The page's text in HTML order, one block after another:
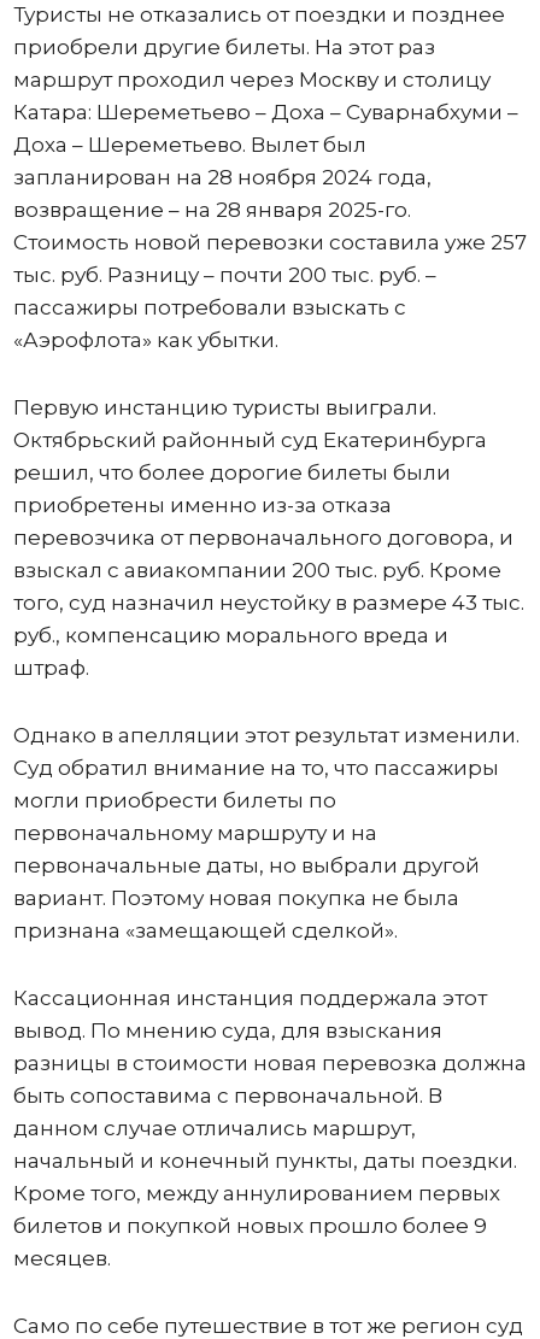
Туристы не отказались от поездки и позднее
приобрели другие билеты. На этот раз
маршрут проходил через Москву и столицу
Катара: Шереметьево – Доха – Суварнабхуми –
Доха – Шереметьево. Вылет был
запланирован на 28 ноября 2024 года,
возвращение – на 28 января 2025-го.
Стоимость новой перевозки составила уже 257
тыс. руб. Разницу – почти 200 тыс. руб. –
пассажиры потребовали взыскать с
«Аэрофлота» как убытки.
Первую инстанцию туристы выиграли.
Октябрьский районный суд Екатеринбурга
решил, что более дорогие билеты были
приобретены именно из-за отказа
перевозчика от первоначального договора, и
взыскал с авиакомпании 200 тыс. руб. Кроме
того, суд назначил неустойку в размере 43 тыс.
руб., компенсацию морального вреда и
штраф.
Однако в апелляции этот результат изменили.
Суд обратил внимание на то, что пассажиры
могли приобрести билеты по
первоначальному маршруту и на
первоначальные даты, но выбрали другой
вариант. Поэтому новая покупка не была
признана «замещающей сделкой».
Кассационная инстанция поддержала этот
вывод. По мнению суда, для взыскания
разницы в стоимости новая перевозка должна
быть сопоставима с первоначальной. В
данном случае отличались маршрут,
начальный и конечный пункты, даты поездки.
Кроме того, между аннулированием первых
билетов и покупкой новых прошло более 9
месяцев.
Само по себе путешествие в тот же регион суд